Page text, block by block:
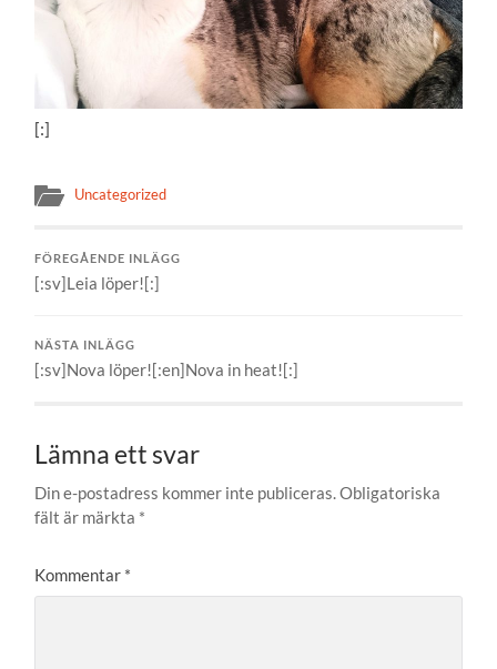
[:]
Uncategorized
FÖREGÅENDE INLÄGG
[:sv]Leia löper![:]
NÄSTA INLÄGG
[:sv]Nova löper![:en]Nova in heat![:]
Lämna ett svar
Din e-postadress kommer inte publiceras. Obligatoriska
fält är märkta *
Kommentar *